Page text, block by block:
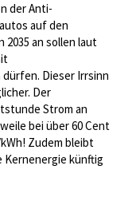
der Anti-
auf den
an sollen laut
Dieser Irrsinn
Der
Strom an
bei über 60 Cent
Zudem bleibt
Kernenergie künftig